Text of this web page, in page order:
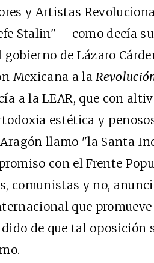
y Artistas
Stalin" —como decía
de Lázaro
Mexicana a la
a la LEAR, que con
estética y
Aragón llamo "la Santa
con el Frente
comunistas y no,
que
de que tal oposición